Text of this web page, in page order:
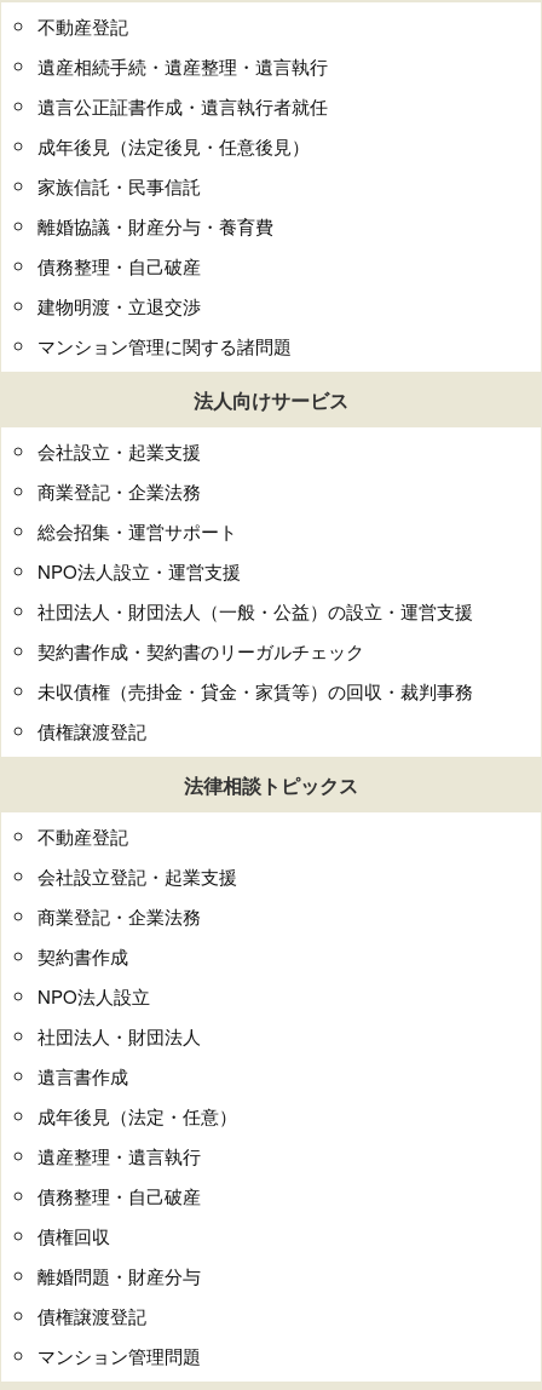
不動産登記
遺産相続手続・遺産整理・遺言執行
遺言公正証書作成・遺言執行者就任
成年後見（法定後見・任意後見）
家族信託・民事信託
離婚協議・財産分与・養育費
債務整理・自己破産
建物明渡・立退交渉
マンション管理に関する諸問題
法人向けサービス
会社設立・起業支援
商業登記・企業法務
総会招集・運営サポート
NPO法人設立・運営支援
社団法人・財団法人（一般・公益）の設立・運営支援
契約書作成・契約書のリーガルチェック
未収債権（売掛金・貸金・家賃等）の回収・裁判事務
債権譲渡登記
法律相談トピックス
不動産登記
会社設立登記・起業支援
商業登記・企業法務
契約書作成
NPO法人設立
社団法人・財団法人
遺言書作成
成年後見（法定・任意）
遺産整理・遺言執行
債務整理・自己破産
債権回収
離婚問題・財産分与
債権譲渡登記
マンション管理問題